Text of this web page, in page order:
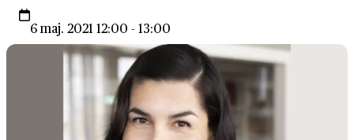
6 maj. 2021 12:00 - 13:00